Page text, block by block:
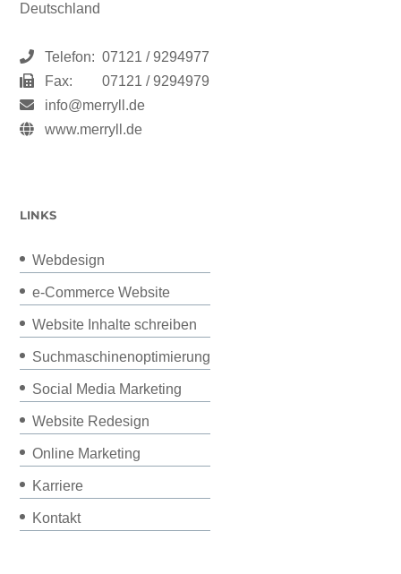
Deutschland
Telefon: 07121 / 9294977
Fax:
07121 / 9294979
info@merryll.de
www.merryll.de
LINKS
Webdesign
e-Commerce Website
Website Inhalte schreiben
Suchmaschinenoptimierung
Social Media Marketing
Website Redesign
Online Marketing
Karriere
Kontakt